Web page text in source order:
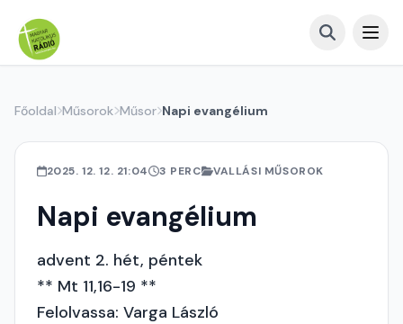
Főoldal Műsorok Műsor Napi evangélium
2025. 12. 12. 21:04 3 PERC VALLÁSI MŰSOROK
Napi evangélium
advent 2. hét, péntek
** Mt 11,16-19 **
Felolvassa: Varga László